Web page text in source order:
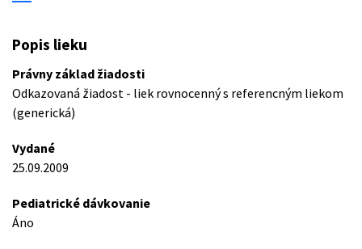
Popis lieku
Právny základ žiadosti
Odkazovaná žiadost - liek rovnocenný s referencným liekom
(generická)
Vydané
25.09.2009
Pediatrické dávkovanie
Áno